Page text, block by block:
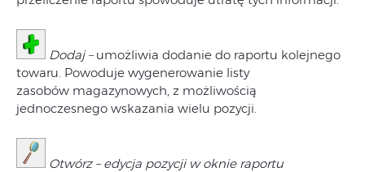
Dodaj –umożliwia dodanie do raportu kolejnego
towaru. Powoduje wygenerowanie listy
zasobów magazynowych, z możliwością
jednoczesnego wskazania wielu pozycji.
Otwórz – edycja pozycji w oknie raportu